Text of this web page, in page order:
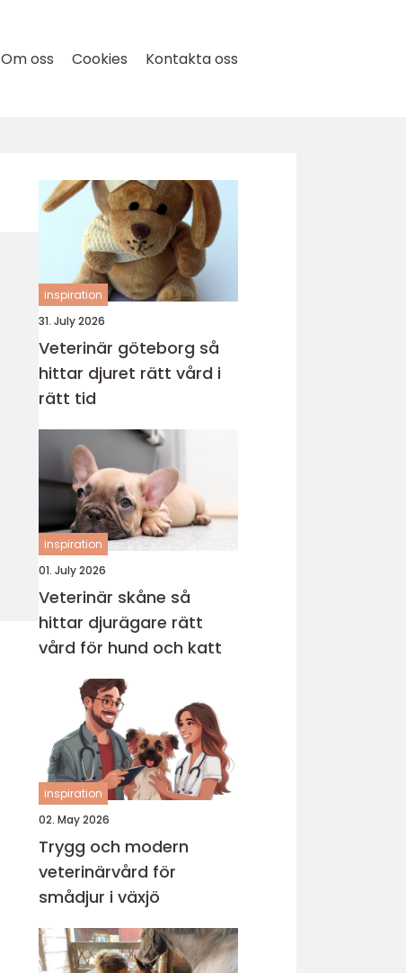
Om oss Cookies Kontakta oss
inspiration
31. July 2026
Veterinär göteborg så
hittar djuret rätt vård i
rätt tid
inspiration
01. July 2026
Veterinär skåne så
hittar djurägare rätt
vård för hund och katt
inspiration
02. May 2026
Trygg och modern
veterinärvård för
smådjur i växjö